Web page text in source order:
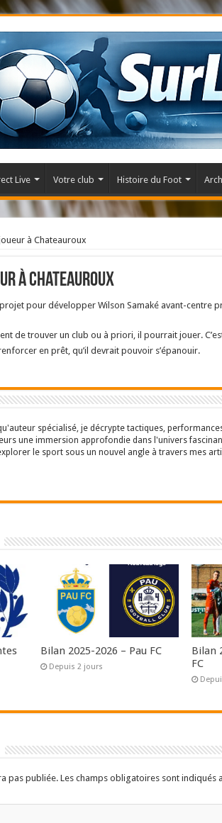
Live Votre club Histoire du Foot
à Chateauroux
à Chateauroux
pour développer Wilson Samaké avant-centre
de trouver un club ou à priori, il pourrait jouer.
en prêt, qu’il devrait pouvoir s’épanouir.
spécialisé, je décrypte tactiques,
une immersion approfondie dans l'univers
le sport sous un nouvel angle à travers mes
Bilan 2025-2026 – Pau FC
Depuis 2 jours
Bilan
FC
pas publiée. Les champs obligatoires sont indiqués